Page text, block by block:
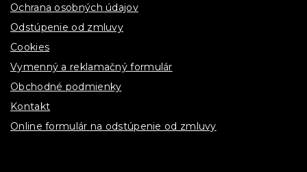
Ochrana osobných údajov
Odstúpenie od zmluvy
Cookies
Vymenný a reklamačný formulár
Obchodné podmienky
Kontakt
Online formulár na odstúpenie od zmluvy